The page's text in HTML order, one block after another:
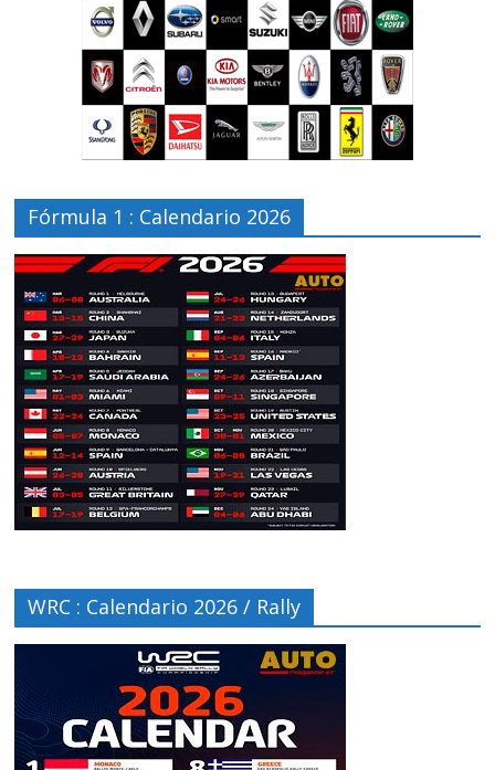
Fórmula 1 : Calendario 2026
WRC : Calendario 2026 / Rally